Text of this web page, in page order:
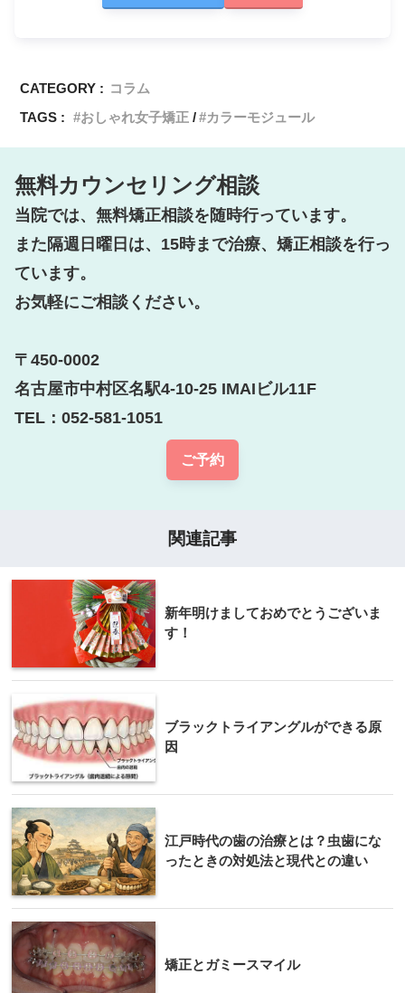
CATEGORY : コラム
TAGS :
おしゃれ女子矯正 カラーモジュール
無料カウンセリング相談
当院では、無料矯正相談を随時行っています。
また隔週日曜日は、15時まで治療、矯正相談を行っ
ています。
お気軽にご相談ください。
〒450-0002
名古屋市中村区名駅4-10-25 IMAIビル11F
TEL：052-581-1051
ご予約
関連記事
新年明けましておめでとうございま
す！
ブラックトライアングルができる原
因
江戸時代の歯の治療とは？虫歯にな
ったときの対処法と現代との違い
矯正とガミースマイル